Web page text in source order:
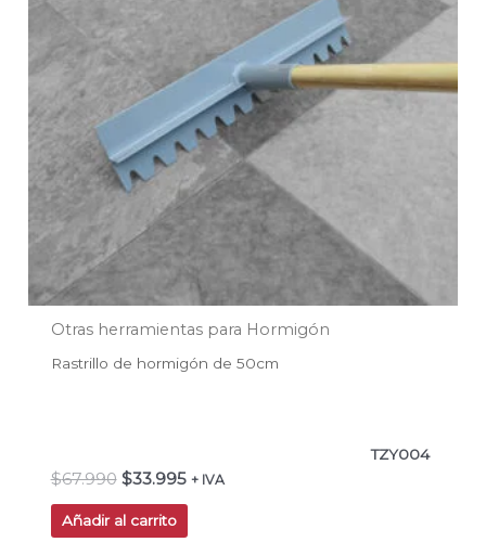
Otras herramientas para Hormigón
Rastrillo de hormigón de 50cm
TZY004
$67.990 $33.995 + IVA
Añadir al carrito